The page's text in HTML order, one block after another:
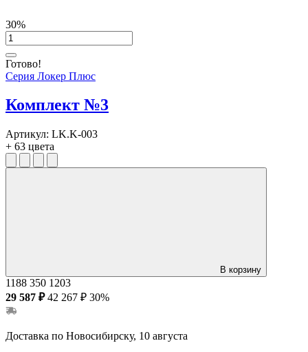
30%
Готово!
Серия Локер Плюс
Комплект №3
Артикул: LK.K-003
+ 63 цвета
В корзину
1188 350 1203
29 587 ₽ 42 267 ₽ 30%
Доставка по Новосибирску, 10 августа